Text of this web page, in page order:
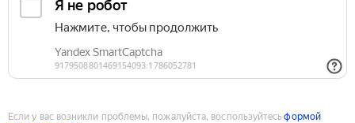
Если у вас возникли проблемы, пожалуйста, воспользуйтесьформой